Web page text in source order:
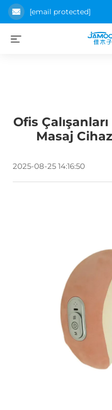
[email protected]
Ofis
Masaj
2025-08-25 14:16:50